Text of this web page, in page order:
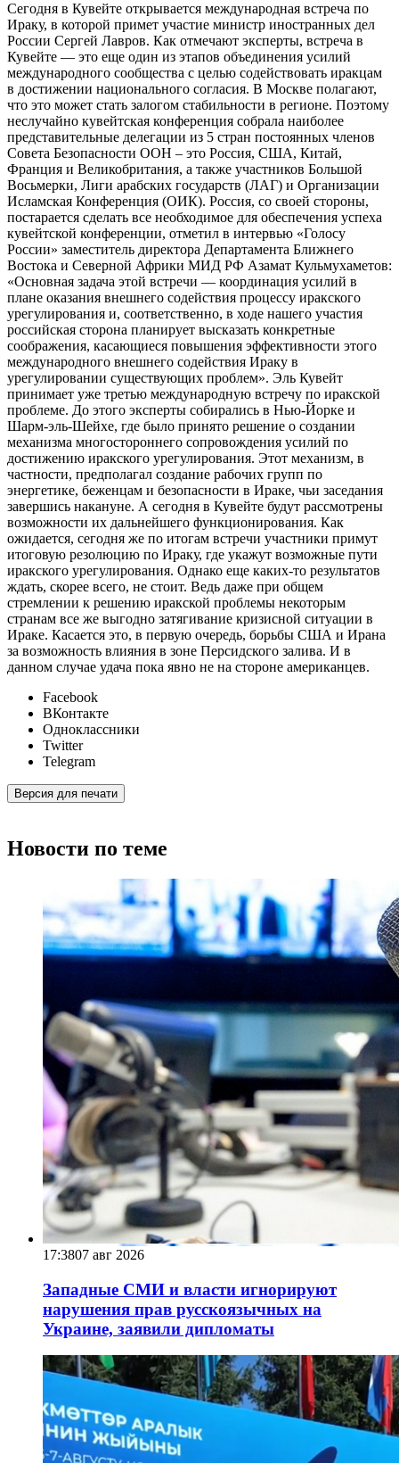
Сегодня в Кувейте открывается международная встреча по
Ираку, в которой примет участие министр иностранных дел
России Сергей Лавров. Как отмечают эксперты, встреча в
Кувейте — это еще один из этапов объединения усилий
международного сообщества с целью содействовать иракцам
в достижении национального согласия. В Москве полагают,
что это может стать залогом стабильности в регионе. Поэтому
неслучайно кувейтская конференция собрала наиболее
представительные делегации из 5 стран постоянных членов
Совета Безопасности ООН – это Россия, США, Китай,
Франция и Великобритания, а также участников Большой
Восьмерки, Лиги арабских государств (ЛАГ) и Организации
Исламская Конференция (ОИК). Россия, со своей стороны,
постарается сделать все необходимое для обеспечения успеха
кувейтской конференции, отметил в интервью «Голосу
России» заместитель директора Департамента Ближнего
Востока и Северной Африки МИД РФ Азамат Кульмухаметов:
«Основная задача этой встречи — координация усилий в
плане оказания внешнего содействия процессу иракского
урегулирования и, соответственно, в ходе нашего участия
российская сторона планирует высказать конкретные
соображения, касающиеся повышения эффективности этого
международного внешнего содействия Ираку в
урегулировании существующих проблем». Эль Кувейт
принимает уже третью международную встречу по иракской
проблеме. До этого эксперты собирались в Нью-Йорке и
Шарм-эль-Шейхе, где было принято решение о создании
механизма многостороннего сопровождения усилий по
достижению иракского урегулирования. Этот механизм, в
частности, предполагал создание рабочих групп по
энергетике, беженцам и безопасности в Ираке, чьи заседания
завершись накануне. А сегодня в Кувейте будут рассмотрены
возможности их дальнейшего функционирования. Как
ожидается, сегодня же по итогам встречи участники примут
итоговую резолюцию по Ираку, где укажут возможные пути
иракского урегулирования. Однако еще каких-то результатов
ждать, скорее всего, не стоит. Ведь даже при общем
стремлении к решению иракской проблемы некоторым
странам все же выгодно затягивание кризисной ситуации в
Ираке. Касается это, в первую очередь, борьбы США и Ирана
за возможность влияния в зоне Персидского залива. И в
данном случае удача пока явно не на стороне американцев.
Facebook
ВКонтакте
Одноклассники
Twitter
Telegram
Версия для печати
Новости по теме
17:3807 авг 2026
Западные СМИ и власти игнорируют
нарушения прав русскоязычных на
Украине, заявили дипломаты